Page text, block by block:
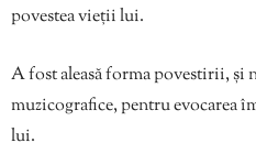
povestea vieții lui.
A fost aleasă forma povestirii, și
muzicografice, pentru evocarea
lui.